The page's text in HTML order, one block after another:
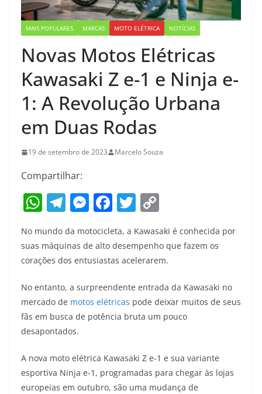
MAIS POPULARES MARCAS MOTO ELÉTRICA NOTÍCIAS
Novas Motos Elétricas
Kawasaki Z e-1 e Ninja e-
1: A Revolução Urbana
em Duas Rodas
19 de setembro de 2023 Marcelo Souza
Compartilhar:
W
at
s
p
p
T
el
e
gr
m
M
ss
e
g
er
F
c
e
b
o
o
T
itt
er
o
p
y
Li
n
k
No mundo da motocicleta, a Kawasaki é conhecida por
suas máquinas de alto desempenho que fazem os
corações dos entusiastas acelerarem.
No entanto, a surpreendente entrada da Kawasaki no
mercado de motos elétricas pode deixar muitos de seus
fãs em busca de potência bruta um pouco
desapontados.
A nova moto elétrica Kawasaki Z e-1 e sua variante
esportiva Ninja e-1, programadas para chegar às lojas
europeias em outubro, são uma mudança de